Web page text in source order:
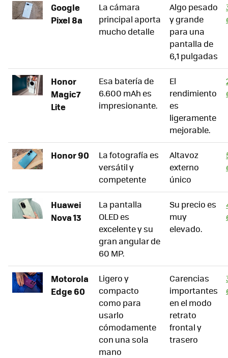
Google
Pixel 8a
La cámara
principal aporta
mucho detalle
Algo pesado
y grande
para una
pantalla de
6,1 pulgadas
Honor
Magic7
Lite
Esa batería de
6.600 mAh es
impresionante.
El
rendimiento
es
ligeramente
mejorable.
Honor 90
La fotografía es
versátil y
competente
Altavoz
externo
único
Huawei
Nova 13
La pantalla
OLED es
excelente y su
gran angular de
60 MP.
Su precio es
muy
elevado.
Motorola
Edge 60
Ligero y
compacto
como para
usarlo
cómodamente
con una sola
mano
Carencias
importantes
en el modo
retrato
frontal y
trasero